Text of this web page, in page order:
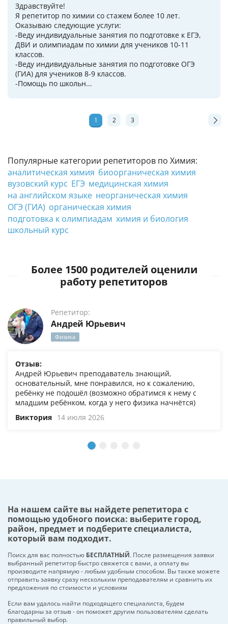
Популярные категории репетиторов по Химия:
аналитическая химия биоорганическая химия
вузовский курс ЕГЭ медицинская химия
на английском языке неорганическая химия
ОГЭ (ГИА) органическая химия
подготовка к олимпиадам химия и биология
школьный курс
Здравствуйте!
Я репетитор по химии со стажем более 10 лет.
Оказываю следующие услуги:
-Веду индивидуальные занятия по подготовке к ЕГЭ,
ДВИ и олимпиадам по химии для учеников 10-11
классов.
-Веду индивидуальные занятия по подготовке ОГЭ
(ГИА) для учеников 8-9 классов.
-Помощь по школьн...
1 2 3
Более 1500 родителей оценили
работу репетиторов
Репетитор:
Андрей Юрьевич
Физика
Отзыв:
Андрей Юрьевич преподаватель знающий,
основательный, мне понравился, но к сожалению,
ребёнку не подошёл (возможно обратимся к нему с
младшим ребёнком, когда у него физика начнётся)
Виктория 14 июля 2026
На нашем сайте вы найдете репетитора с
помощью удобного поиска: выберите город,
район, предмет и подберите специалиста,
который вам подходит.
Поиск для вас полностью БЕСПЛАТНЫЙ. После размещения заявки
выбранный репетитор быстро свяжется с вами, а оплату вы
производите напрямую - любым удобным способом. Вы также можете
отправить заявку сразу нескольким преподавателям и сравнить их
предложения по стоимости и условиям
Если вам удалось найти подходящего специалиста, будем
благодарны за отзыв - он поможет другим пользователям сделать
правильный выбор.